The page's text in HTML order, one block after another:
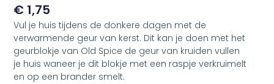
€ 1,75
Vul je huis tijdens de donkere dagen met de
verwarmende geur van kerst. Dit kan je doen met het
geurblokje van Old Spice de geur van kruiden vullen
je huis waneer je dit blokje met een raspje verkruimelt
en op een brander smelt.